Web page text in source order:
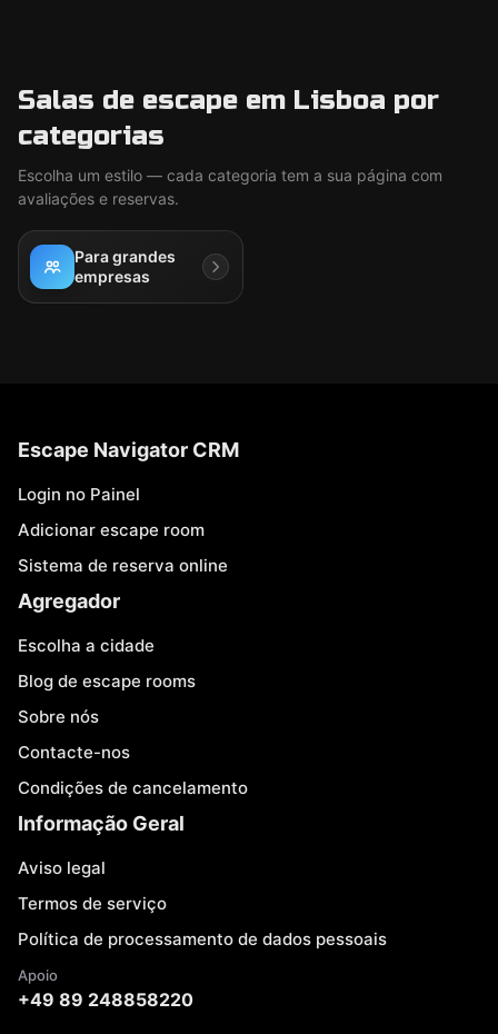
Salas de escape em Lisboa por
categorias
Escolha um estilo — cada categoria tem a sua página com
avaliações e reservas.
Para grandes
empresas
Escape Navigator CRM
Login no Painel
Adicionar escape room
Sistema de reserva online
Agregador
Escolha a cidade
Blog de escape rooms
Sobre nós
Contacte-nos
Condições de cancelamento
Informação Geral
Aviso legal
Termos de serviço
Política de processamento de dados pessoais
Apoio
+49 89 248858220